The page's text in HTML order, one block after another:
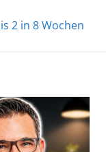
2 in 8 Wochen